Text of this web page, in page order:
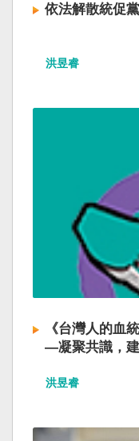
依法解散統促
洪昱睿
《台灣人的血
—凝聚共識，
洪昱睿